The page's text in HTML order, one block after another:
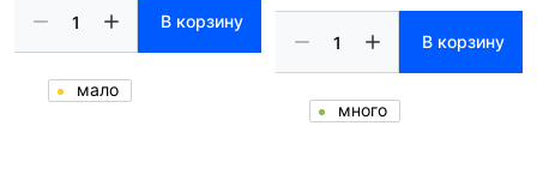
В корзину
мало
В корзину
много